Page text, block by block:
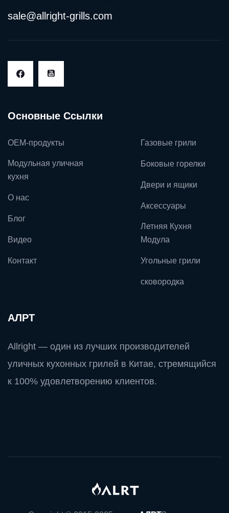
sale@allright-grills.com
Основные Ссылки
OEM-продукты
Модульная уличная
кухня
О нас
Блог
Видео
Контакт
Газовые грили
Боковые горелки
Двери и ящики
Аксессуары
Летняя Кухня
Модула
Угольные грили
сковородка
АЛРТ
Allright — один из лучших производителей
уличных кухонных грилей в Китае, стремящийся
к 100% удовлетворению клиентов.